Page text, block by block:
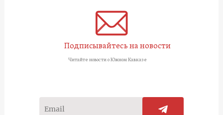
Подписывайтесь на новости
Читайте новости о Южном Кавказе